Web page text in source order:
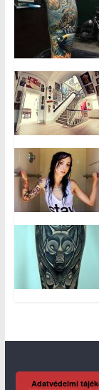
Adatvédelmi